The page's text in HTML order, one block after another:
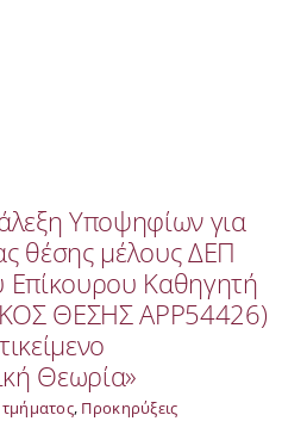
Υποψηφίων για
θέσης μέλους ΔΕΠ
Επίκουρου Καθηγητή
ΘΕΣΗΣ APP54426)
Θεωρία»
, Προκηρύξεις